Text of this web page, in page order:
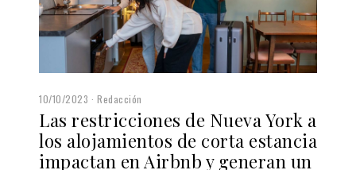
10/10/2023 Redacción
Las restricciones de Nueva York a
los alojamientos de corta estancia
impactan en Airbnb y generan un